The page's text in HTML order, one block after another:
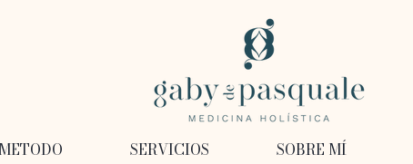
METODO SERVICIOS SOBRE MÍ